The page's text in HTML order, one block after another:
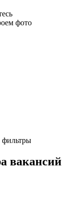
фото
фильтры
вакансий